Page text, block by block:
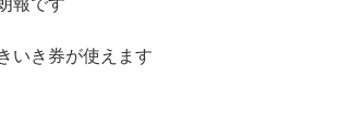
いき券が使えます